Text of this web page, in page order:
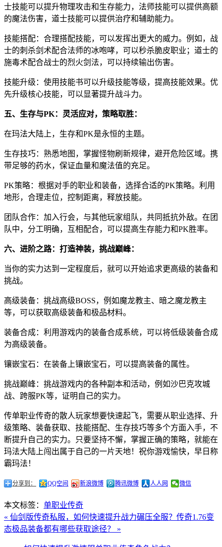
士技能可以提升物理攻击和生存能力，法师技能可以提供高额
的魔法伤害，道士技能可以提供治疗和辅助能力。
技能搭配：合理搭配技能，可以发挥出更大的威力。例如，战
士的刺杀剑术配合法师的冰咆哮，可以秒杀脆皮职业；道士的
施毒术配合战士的烈火剑法，可以持续输出伤害。
技能升级：使用技能书可以升级技能等级，提高技能效果。优
先升级核心技能，可以显著提升战斗力。
五、生存与PK：灵活应对，策略取胜：
在玛法大陆上，生存和PK是永恒的主题。
生存技巧：熟悉地图，掌握怪物刷新规律，避开危险区域。携
带足够的药水，保证血量和魔法值的充足。
PK策略：根据对手的职业和装备，选择合适的PK策略。利用
地形，合理走位，控制距离，释放技能。
团队合作：加入行会，与其他玩家组队，共同抵抗外敌。在团
队中，分工明确，互相配合，可以提高生存能力和PK胜率。
六、进阶之路：打造神装，挑战巅峰：
当你的实力达到一定程度后，就可以开始追求更高级的装备和
挑战。
高级装备：挑战高级BOSS，例如魔龙教主、暗之魔龙教主
等，可以获取高级装备和极品材料。
装备合成：利用游戏内的装备合成系统，可以将低级装备合成
为高级装备。
镶嵌宝石：在装备上镶嵌宝石，可以提高装备的属性。
挑战巅峰：挑战游戏内的各种副本和活动，例如沙巴克攻城
战、跨服PK等，证明自己的实力。
传单职业传奇的散人玩家想要快速起飞，需要从职业选择、升
级策略、装备获取、技能搭配、生存技巧等多个方面入手，不
断提升自己的实力。只要坚持不懈，掌握正确的策略，就能在
玛法大陆上闯出属于自己的一片天地！祝你游戏愉快，早日称
霸玛法！
分享到： QQ空间 新浪微博 腾讯微博 人人网 微信
本文标签： 单职业传奇
« 仙剑版传奇私服，如何快速提升战力碾压全服？ 传奇1.76变
态极品装备都有哪些获取途径？ »